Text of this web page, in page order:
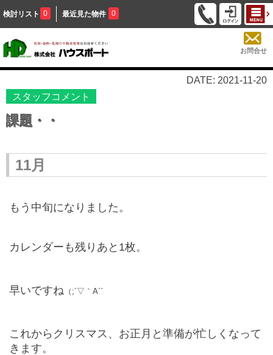
検討リスト 0 最近見た物件 0
お問合せ
DATE: 2021-11-20
スタッフコメント
課題・・
11月
もう中旬になりました。
カレンダーも残りあと 1枚。
早いですね （;´▽｀A``
これからクリスマス、お正月と準備が忙しくなって
きます。